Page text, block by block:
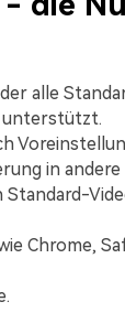
alle
unterstützt.
in andere
Chrome,